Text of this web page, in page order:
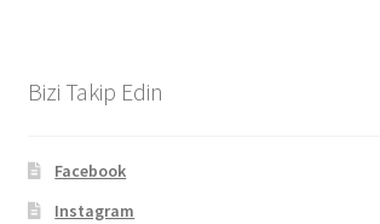
Bizi Takip Edin
Facebook
Instagram